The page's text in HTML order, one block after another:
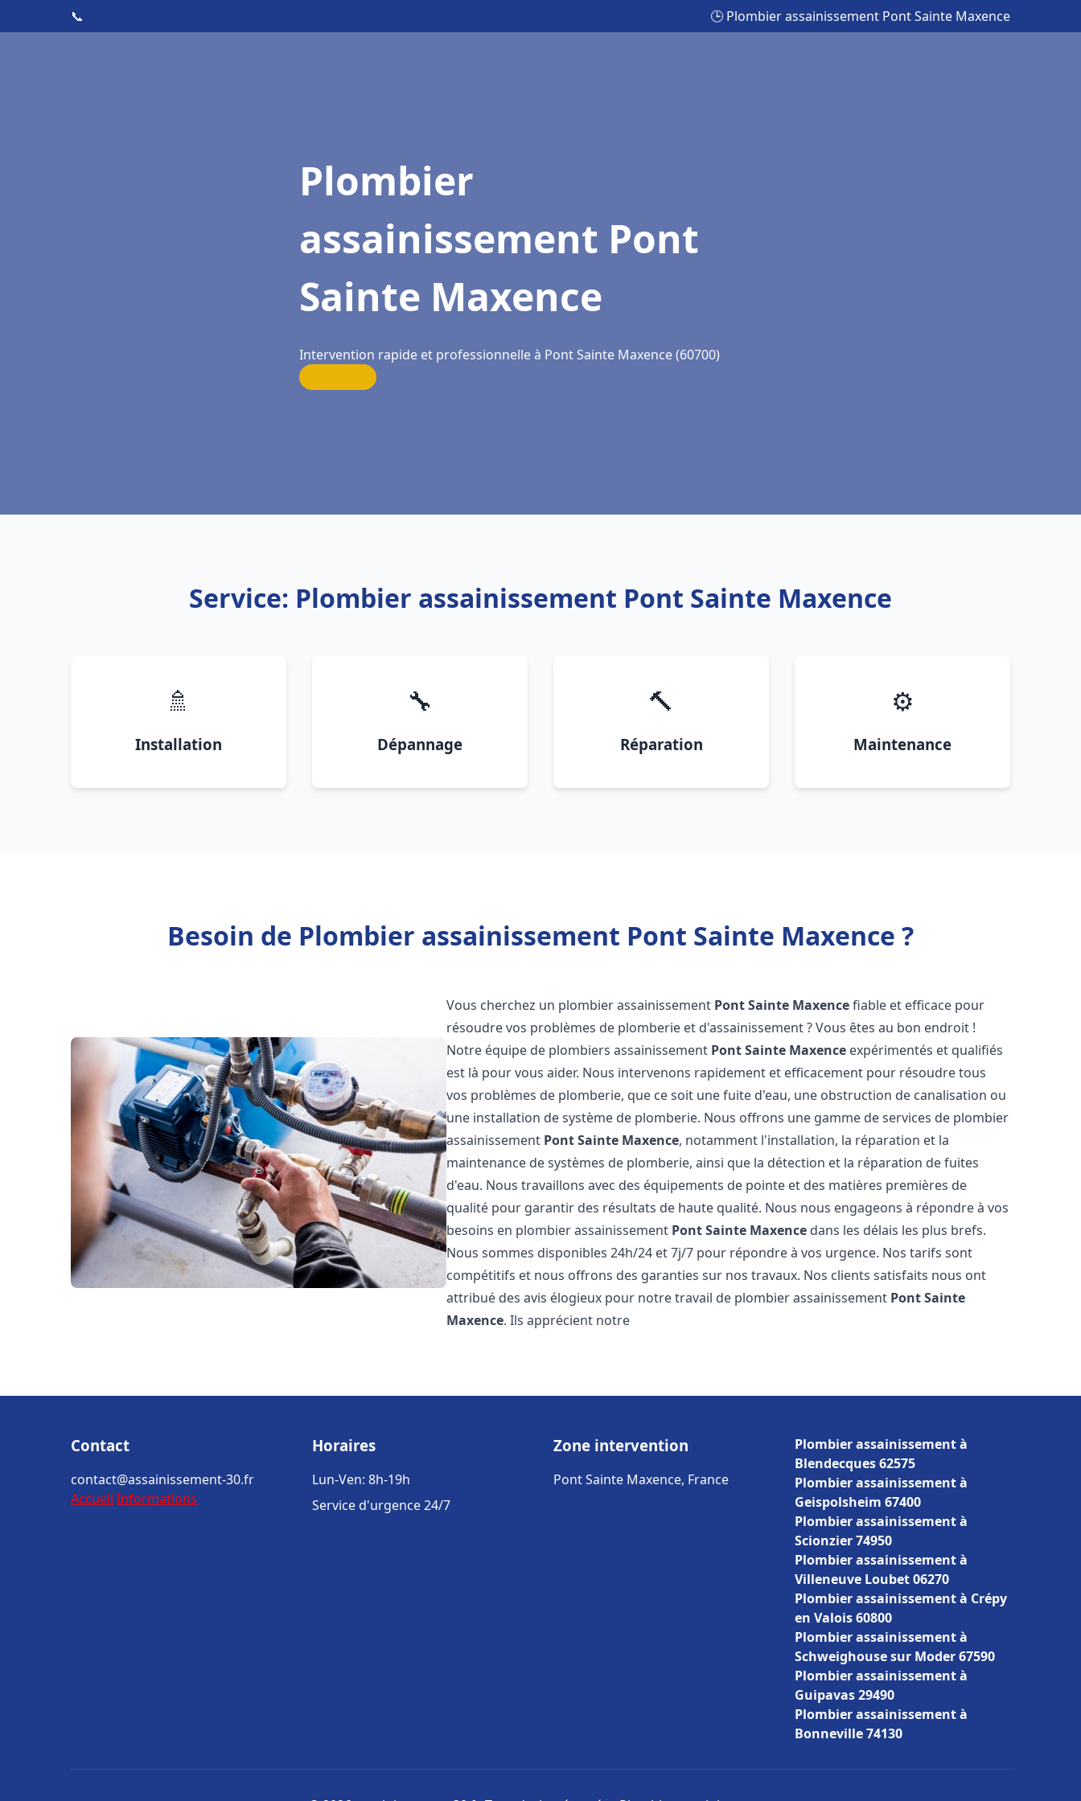
📞 🕒 Plombier assainissement Pont Sainte Maxence
Plombier
assainissement Pont
Sainte Maxence
Intervention rapide et professionnelle à Pont Sainte Maxence (60700)
Service: Plombier assainissement Pont Sainte Maxence
🚿
Installation
🔧
Dépannage
🔨
Réparation
⚙️
Maintenance
Besoin de Plombier assainissement Pont Sainte Maxence ?
Vous cherchez un plombier assainissement Pont Sainte Maxencefiable et efficace pour
résoudre vos problèmes de plomberie et d'assainissement ? Vous êtes au bon endroit !
Notre équipe de plombiers assainissement Pont Sainte Maxence expérimentés et qualifiés
est là pour vous aider. Nous intervenons rapidement et efficacement pour résoudre tous
vos problèmes de plomberie, que ce soit une fuite d'eau, une obstruction de canalisation ou
une installation de système de plomberie. Nous offrons une gamme de services de plombier
assainissement Pont Sainte Maxence, notamment l'installation, la réparation et la
maintenance de systèmes de plomberie, ainsi que la détection et la réparation de fuites
d'eau. Nous travaillons avec des équipements de pointe et des matières premières de
qualité pour garantir des résultats de haute qualité. Nous nous engageons à répondre à vos
besoins en plombier assainissement Pont Sainte Maxence dans les délais les plus brefs.
Nous sommes disponibles 24h/24 et 7j/7 pour répondre à vos urgence. Nos tarifs sont
compétitifs et nous offrons des garanties sur nos travaux. Nos clients satisfaits nous ont
attribué des avis élogieux pour notre travail de plombier assainissement Pont Sainte
Maxence. Ils apprécient notre
Contact
contact@assainissement-30.fr
Accueil Informations
Horaires
Lun-Ven: 8h-19h
Service d'urgence 24/7
Zone intervention
Pont Sainte Maxence, France
Plombier assainissement à
Blendecques 62575
Plombier assainissement à
Geispolsheim 67400
Plombier assainissement à
Scionzier 74950
Plombier assainissement à
Villeneuve Loubet 06270
Plombier assainissement à Crépy
en Valois 60800
Plombier assainissement à
Schweighouse sur Moder 67590
Plombier assainissement à
Guipavas 29490
Plombier assainissement à
Bonneville 74130